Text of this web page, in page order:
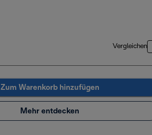
Vergleichen
Zum Warenkorb hinzufügen
Mehr entdecken